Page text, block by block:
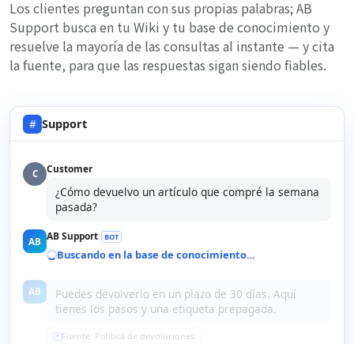
Los clientes preguntan con sus propias palabras; AB
Support busca en tu Wiki y tu base de conocimiento y
resuelve la mayoría de las consultas al instante — y cita
la fuente, para que las respuestas sigan siendo fiables.
# Support
C Customer
¿Cómo devuelvo un artículo que compré la semana
pasada?
AB AB Support BOT
Buscando en la base de conocimiento…
AB
Puedes devolverlo en un plazo de 30 días. Aquí
tienes los pasos y una etiqueta prepagada.
Fuente: Política de devoluciones